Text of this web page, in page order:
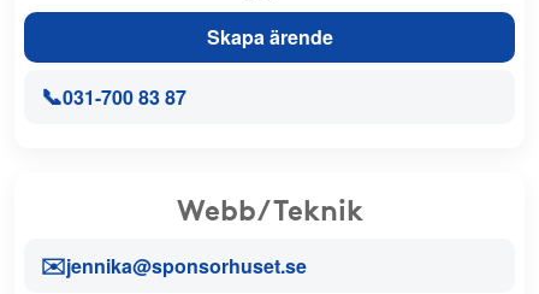
Skapa ärende
📞031-700 83 87
Webb/Teknik
✉️jennika@sponsorhuset.se